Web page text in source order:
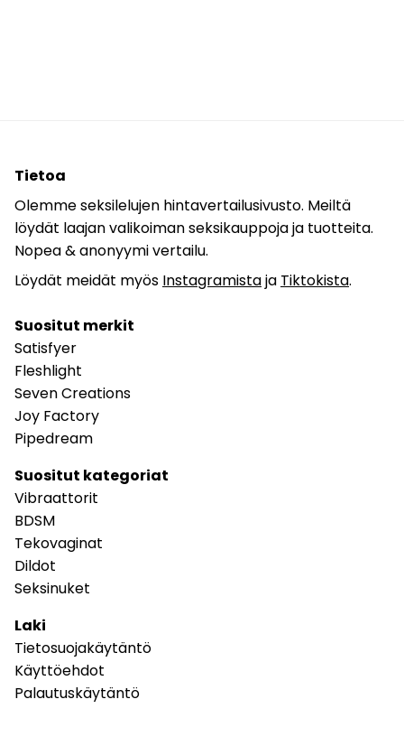
Tietoa
Olemme seksilelujen hintavertailusivusto. Meiltä
löydät laajan valikoiman seksikauppoja ja tuotteita.
Nopea & anonyymi vertailu.
Löydät meidät myös Instagramistaja Tiktokista.
Suositut merkit
Satisfyer
Fleshlight
Seven Creations
Joy Factory
Pipedream
Suositut kategoriat
Vibraattorit
BDSM
Tekovaginat
Dildot
Seksinuket
Laki
Tietosuojakäytäntö
Käyttöehdot
Palautuskäytäntö